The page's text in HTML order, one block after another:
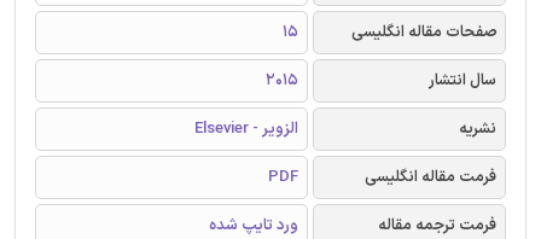
صفحات مقاله انگلیسی
15
سال انتشار
2015
نشریه
الزویر - Elsevier
فرمت مقاله انگلیسی
PDF
فرمت ترجمه مقاله
ورد تایپ شده